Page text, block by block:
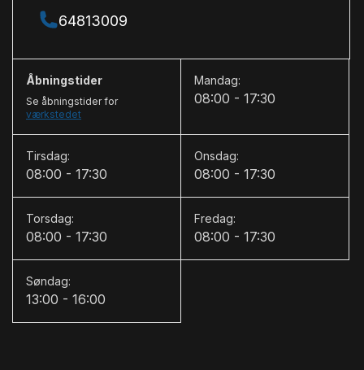
fjernbetjent centrallås
fjernlysassistent
fodbetjent bagklap
håndfri til mobil
ISOFIX
keyless go
64813009
Åbningstider
Se åbningstider for
værkstedet
Mandag:
08:00 - 17:30
Tirsdag:
08:00 - 17:30
Onsdag:
08:00 - 17:30
Torsdag:
08:00 - 17:30
Fredag:
08:00 - 17:30
Søndag:
13:00 - 16:00